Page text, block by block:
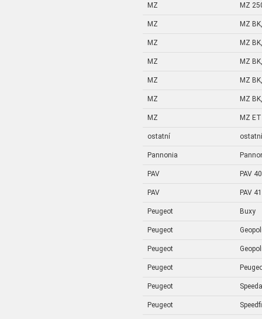
MZ MZ
MZ MZ
MZ MZ
MZ MZ
MZ MZ
MZ MZ
MZ MZ
ostatní ostatní
Pannonia
PAV PAV 40
PAV PAV 41
Peugeot Buxy
Peugeot
Peugeot
Peugeot
Peugeot
Peugeot